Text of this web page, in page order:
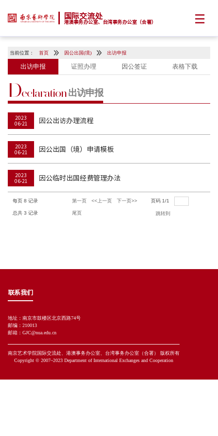
国际交流处
港澳事务办公室、台湾事务办公室（合署） ☰
当前位置： 首页 因公出国(境) 出访申报
出访申报 证照办理 因公签证 表格下载
Declaration出访申报
2023
06-21
因公出访办理流程
2023
06-21
因公出国（境）申请模板
2023
06-21
因公临时出国经费管理办法
每页 8 记录
总共 3 记录
第一页 <<上一页 下一页>>
尾页
页码 1/1
跳转到
联系我们
地址：南京市鼓楼区北京西路74号
邮编：210013
邮箱：GJC@nua.edu.cn
南京艺术学院国际交流处、港澳事务办公室、台湾事务办公室（合署） 版权所有
Copyright © 2007~2023 Department of International Exchanges and Cooperation